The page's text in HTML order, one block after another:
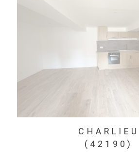
CHARLIEU
(42190)